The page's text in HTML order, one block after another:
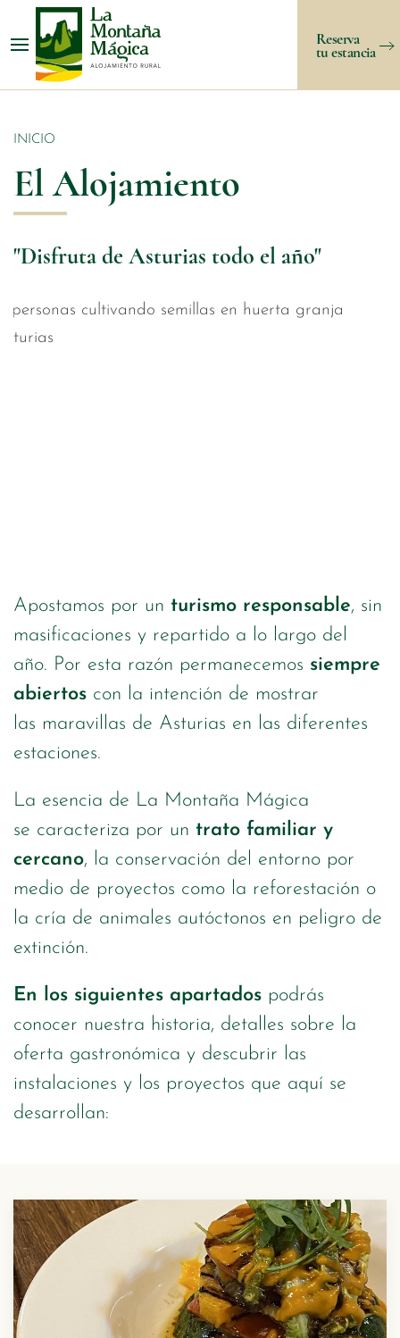
Reserva
tu estancia
INICIO
El Alojamiento
"Disfruta de Asturias todo el año"
Apostamos por un turismo responsable, sin
masificaciones y repartido a lo largo del
año. Por esta razón permanecemos siempre
abiertos con la intención de mostrar
las maravillas de Asturias en las diferentes
estaciones.
La esencia de La Montaña Mágica
se caracteriza por un trato familiar y
cercano, la conservación del entorno por
medio de proyectos como la reforestación o
la cría de animales autóctonos en peligro de
extinción.
En los siguientes apartados podrás
conocer nuestra historia, detalles sobre la
oferta gastronómica y descubrir las
instalaciones y los proyectos que aquí se
desarrollan: